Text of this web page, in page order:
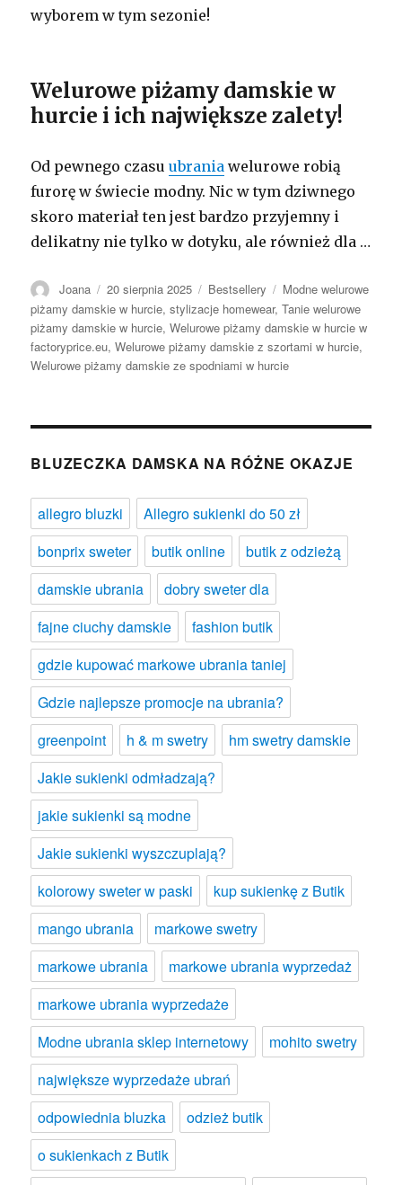
wyborem w tym sezonie!
Welurowe piżamy damskie w
hurcie i ich największe zalety!
Od pewnego czasuubrania welurowe robią
furorę w świecie modny. Nic w tym dziwnego
skoro materiał ten jest bardzo przyjemny i
delikatny nie tylko w dotyku, ale również dla …
Autor
Joana Opublikowano
20 sierpnia 2025 Kategorie
Bestsellery Tagi
Modne welurowe
piżamy damskie w hurcie,stylizacje homewear,Tanie welurowe
piżamy damskie w hurcie,Welurowe piżamy damskie w hurcie w
factoryprice.eu,Welurowe piżamy damskie z szortami w hurcie,
Welurowe piżamy damskie ze spodniami w hurcie
BLUZECZKA DAMSKA NA RÓŻNE OKAZJE
allegro bluzki
Allegro sukienki do 50 zł
bonprix sweter
butik online
butik z odzieżą
damskie ubrania
dobry sweter dla
fajne ciuchy damskie
fashion butik
gdzie kupować markowe ubrania taniej
Gdzie najlepsze promocje na ubrania?
greenpoint
h & m swetry
hm swetry damskie
Jakie sukienki odmładzają?
jakie sukienki są modne
Jakie sukienki wyszczuplają?
kolorowy sweter w paski
kup sukienkę z Butik
mango ubrania
markowe swetry
markowe ubrania
markowe ubrania wyprzedaż
markowe ubrania wyprzedaże
Modne ubrania sklep internetowy
mohito swetry
największe wyprzedaże ubrań
odpowiednia bluzka
odzież butik
o sukienkach z Butik